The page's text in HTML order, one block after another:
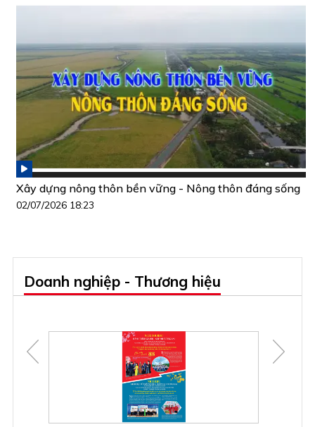
Xây dựng nông thôn bền vững - Nông thôn đáng sống
02/07/2026 18:23
Doanh nghiệp - Thương hiệu